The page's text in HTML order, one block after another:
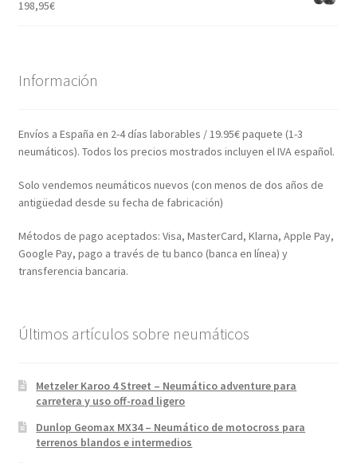
198,95€
Información
Envíos a España en 2-4 días laborables / 19.95€ paquete (1-3
neumáticos). Todos los precios mostrados incluyen el IVA español.
Solo vendemos neumáticos nuevos (con menos de dos años de
antigüedad desde su fecha de fabricación)
Métodos de pago aceptados: Visa, MasterCard, Klarna, Apple Pay,
Google Pay, pago a través de tu banco (banca en línea) y
transferencia bancaria.
Últimos artículos sobre neumáticos
Metzeler Karoo 4 Street – Neumático adventure para
carretera y uso off-road ligero
Dunlop Geomax MX34 – Neumático de motocross para
terrenos blandos e intermedios